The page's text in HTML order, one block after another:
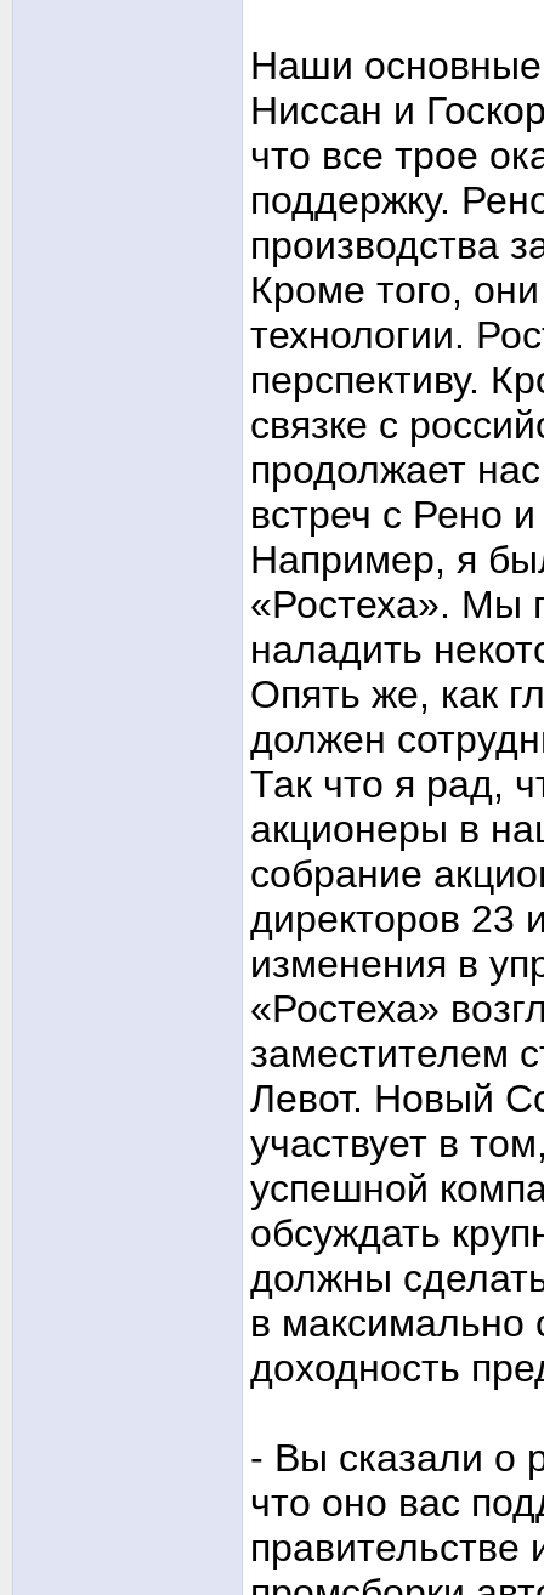
Наши
Ниссан и
что все трое
поддержку.
производства
Кроме того,
технологии.
перспективу.
связке с
продолжает
встреч с Рено
Например, я
«Ростеха». Мы
наладить
Опять же, как
должен
Так что я рад,
акционеры в
собрание
директоров 23
изменения в
«Ростеха»
заместителем
Левот. Новый
участвует в
успешной
обсуждать
должны
в максимально
доходность
- Вы сказали о
что оно вас